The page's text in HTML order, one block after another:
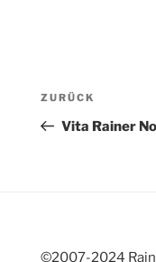
Vorheriger
Beitrag
ZURÜCK
Vita Rainer
©2007-2024